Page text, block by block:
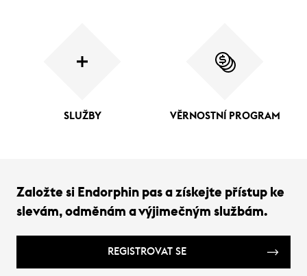
SLUŽBY VĚRNOSTNÍ PROGRAM
Založte si Endorphin pas a získejte přístup ke
slevám, odměnám a výjimečným službám.
REGISTROVAT SE